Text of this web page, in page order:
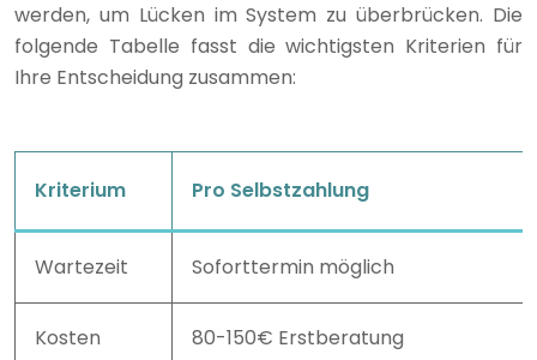
werden, um Lücken im System zu überbrücken. Die
folgende Tabelle fasst die wichtigsten Kriterien für
Ihre Entscheidung zusammen:
Kriterium Pro Selbstzahlung
Wartezeit Soforttermin möglich
Kosten 80-150€ Erstberatung